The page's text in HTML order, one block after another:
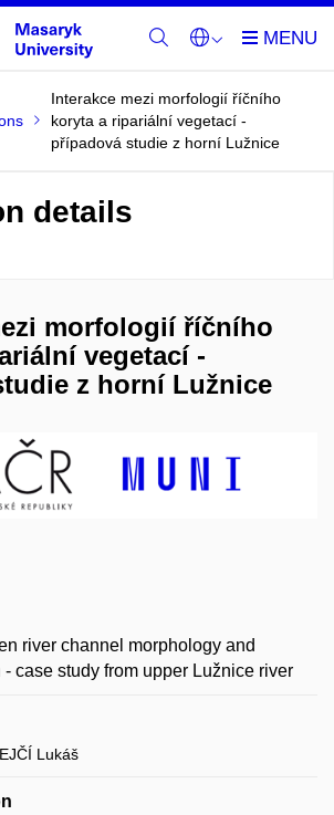
Interakce mezi morfologií říčního
koryta a ripariální vegetací -
případová studie z horní Lužnice
details
morfologií říčního
vegetací -
z horní Lužnice
river channel morphology and
case study from upper Lužnice river
Lukáš